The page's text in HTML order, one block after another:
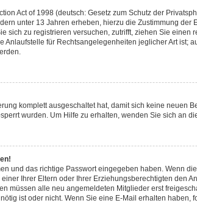
Act of 1998 (deutsch: Gesetz zum Schutz der
unter 13 Jahren erheben, hierzu die Zustimmung
sich zu registrieren versuchen, zutrifft, ziehen Sie
für Rechtsangelegenheiten jeglicher Art ist;
komplett ausgeschaltet hat, damit sich keine neuen
wurden. Um Hilfe zu erhalten, wenden Sie sich an
und das richtige Passwort eingegeben haben. Wenn
Ihrer Eltern oder Ihrer Erziehungsberechtigten den
müssen alle neu angemeldeten Mitglieder erst
ist oder nicht. Wenn Sie eine E-Mail erhalten